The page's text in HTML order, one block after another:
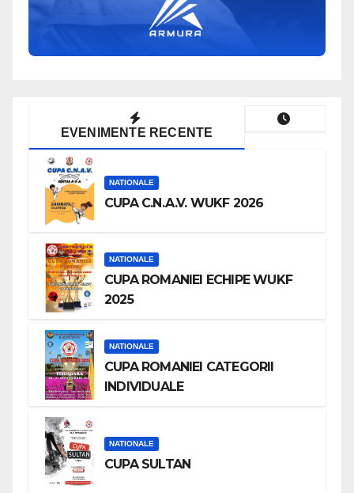
EVENIMENTE RECENTE
NATIONALE
CUPA C.N.A.V. WUKF 2026
NATIONALE
CUPA ROMANIEI ECHIPE WUKF
2025
NATIONALE
CUPA ROMANIEI CATEGORII
INDIVIDUALE
NATIONALE
CUPA SULTAN